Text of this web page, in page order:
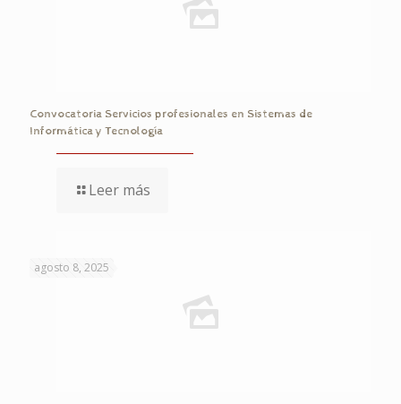
Convocatoria Servicios profesionales en Sistemas de
Informática y Tecnología
Leer más
agosto 8, 2025